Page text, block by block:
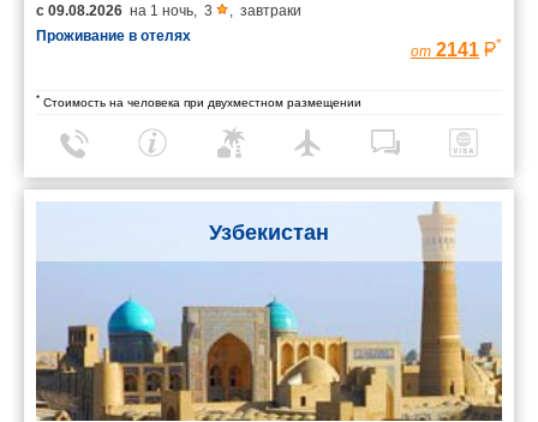
с 09.08.2026 на 1 ночь, 3 , завтраки
Проживание в отелях
от 2141 *
* Стоимость на человека при двухместном размещении
Узбекистан